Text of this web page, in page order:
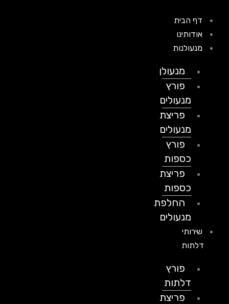
דף הבית
אודותינו
מנעולנות
מנעולן
פורץ
מנעולים
פריצת
מנעולים
פורץ
כספות
פריצת
כספות
החלפת
מנעולים
שירותי
דלתות
פורץ
דלתות
פריצת